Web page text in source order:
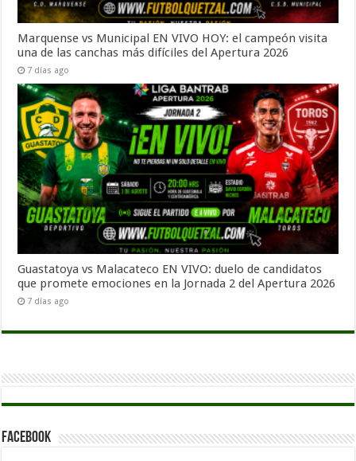
Marquense vs Municipal EN VIVO HOY: el campeón visita
una de las canchas más difíciles del Apertura 2026
7 días ago
Guastatoya vs Malacateco EN VIVO: duelo de candidatos
que promete emociones en la Jornada 2 del Apertura 2026
7 días ago
Facebook